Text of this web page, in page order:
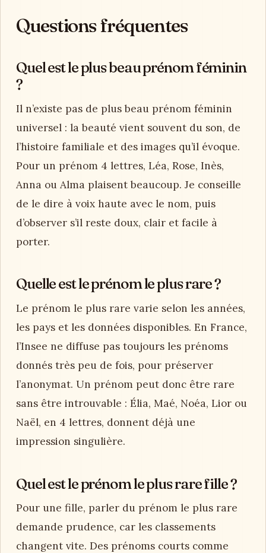
Questions fréquentes
Quel est le plus beau prénom féminin
?
Il n’existe pas de plus beau prénom féminin
universel : la beauté vient souvent du son, de
l’histoire familiale et des images qu’il évoque.
Pour un prénom 4 lettres, Léa, Rose, Inès,
Anna ou Alma plaisent beaucoup. Je conseille
de le dire à voix haute avec le nom, puis
d’observer s’il reste doux, clair et facile à
porter.
Quelle est le prénom le plus rare ?
Le prénom le plus rare varie selon les années,
les pays et les données disponibles. En France,
l’Insee ne diffuse pas toujours les prénoms
donnés très peu de fois, pour préserver
l’anonymat. Un prénom peut donc être rare
sans être introuvable : Élia, Maé, Noéa, Lior ou
Naël, en 4 lettres, donnent déjà une
impression singulière.
Quel est le prénom le plus rare fille ?
Pour une fille, parler du prénom le plus rare
demande prudence, car les classements
changent vite. Des prénoms courts comme